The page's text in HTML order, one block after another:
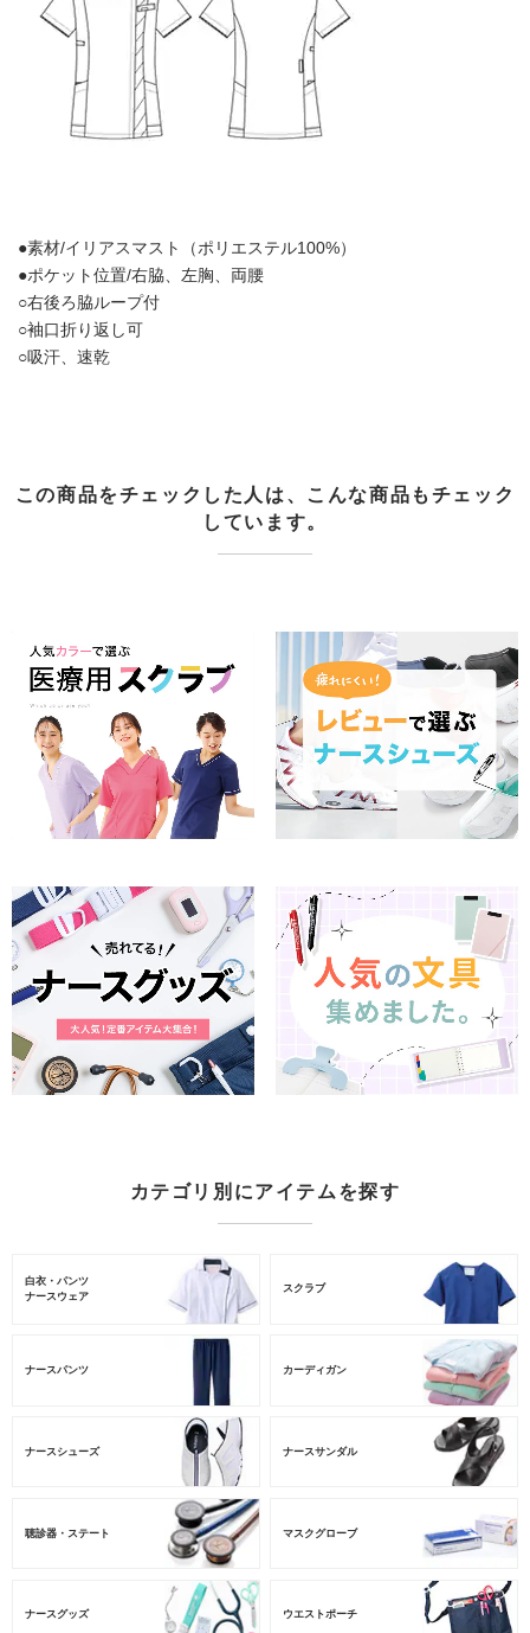
●素材/イリアスマスト（ポリエステル100%）
●ポケット位置/右脇、左胸、両腰
○右後ろ脇ループ付
○袖口折り返し可
○吸汗、速乾
この商品をチェックした人は、こんな商品もチェック
しています。
カテゴリ別にアイテムを探す
白衣・パンツ
ナースウェア
スクラブ
ナースパンツ カーディガン
ナースシューズ ナースサンダル
聴診器・ステート マスクグローブ
ナースグッズ ウエストポーチ